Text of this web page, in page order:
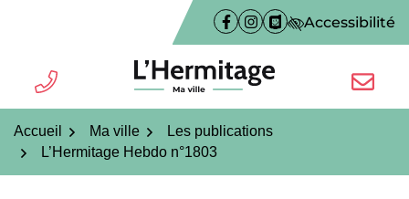
Facebook
(ouverture dans un nouvel
Instagram
(ouverture dans un
PanneauPocket
(ouverture dans un
Accessibilité
TÉL. L'Hermitage ma villeNOUS
Accueil Ma ville
Les publications
L’Hermitage Hebdo n°1803